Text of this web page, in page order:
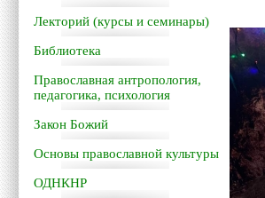
Лекторий (курсы и семинары)
Библиотека
Православная антропология,
педагогика, психология
Закон Божий
Основы православной культуры
ОДНКНР